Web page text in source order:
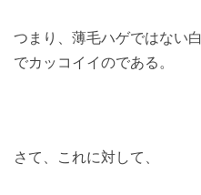
つまり、薄毛ハゲではない
でカッコイイのである。
さて、これに対して、